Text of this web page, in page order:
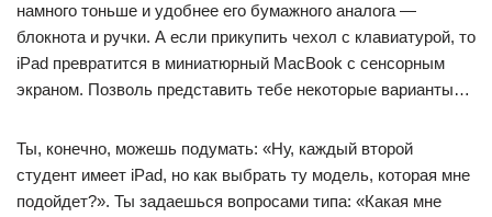
намного тоньше и удобнее его бумажного аналога —
блокнота и ручки. А если прикупить чехол с клавиатурой, то
iPad превратится в миниатюрный MacBook с сенсорным
экраном. Позволь представить тебе некоторые варианты…
Ты, конечно, можешь подумать: «Ну, каждый второй
студент имеет iPad, но как выбрать ту модель, которая мне
подойдет?». Ты задаешься вопросами типа: «Какая мне